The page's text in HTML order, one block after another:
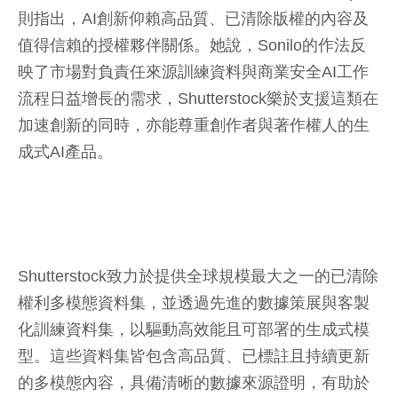
則指出，AI創新仰賴高品質、已清除版權的內容及
值得信賴的授權夥伴關係。她說，Sonilo的作法反
映了市場對負責任來源訓練資料與商業安全AI工作
流程日益增長的需求，Shutterstock樂於支援這類在
加速創新的同時，亦能尊重創作者與著作權人的生
成式AI產品。
Shutterstock致力於提供全球規模最大之一的已清除
權利多模態資料集，並透過先進的數據策展與客製
化訓練資料集，以驅動高效能且可部署的生成式模
型。這些資料集皆包含高品質、已標註且持續更新
的多模態內容，具備清晰的數據來源證明，有助於